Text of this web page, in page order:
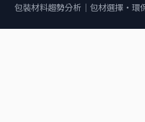
包裝材料趨勢分析｜包材選擇・環